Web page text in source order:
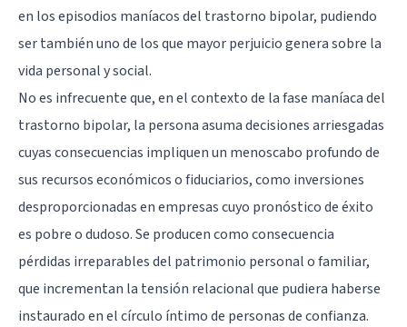
en los episodios maníacos del trastorno bipolar, pudiendo
ser también uno de los que mayor perjuicio genera sobre la
vida personal y social.
No es infrecuente que, en el contexto de la fase maníaca del
trastorno bipolar, la persona asuma decisiones arriesgadas
cuyas consecuencias impliquen un menoscabo profundo de
sus recursos económicos o fiduciarios, como inversiones
desproporcionadas en empresas cuyo pronóstico de éxito
es pobre o dudoso. Se producen como consecuencia
pérdidas irreparables del patrimonio personal o familiar,
que incrementan la tensión relacional que pudiera haberse
instaurado en el círculo íntimo de personas de confianza.